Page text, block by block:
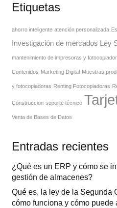
Etiquetas
ahorro inteligente atención personalizada
Investigación de mercados Ley
mantenimiento de impresoras y
Contenidos Marketing Digital Muestras
y fotocopiadoras Renting Fotocopiadoras
Construccion soporte técnico
Venta de Bases de Datos
Entradas recientes
¿Qué es un ERP y cómo se
gestión de almacenes?
Qué es, la ley de la Segunda
cómo funciona y cómo puede